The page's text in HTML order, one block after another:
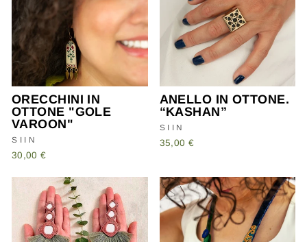
ORECCHINI IN
OTTONE "GOLE
VAROON"
SIIN
30,00 €
ANELLO IN OTTONE.
“KASHAN”
SIIN
35,00 €